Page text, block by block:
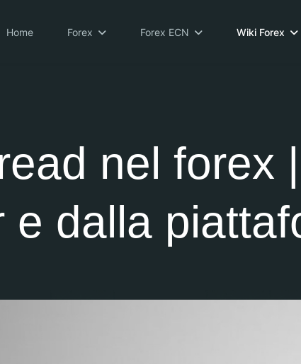
Home Forex Forex ECN Wiki Forex
nel forex
e dalla